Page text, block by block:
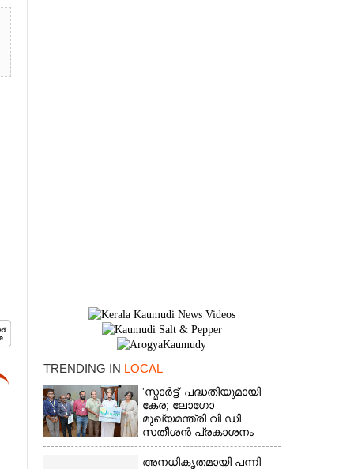
TRENDING IN LOCAL
'സ്മാർട്ട്' പദ്ധതിയുമായി
കേര; ലോഗോ
മുഖ്യമന്ത്രി വി ഡി
സതീശൻ പ്രകാശനം
ചെയ്തു
അനധികൃതമായി പന്നി